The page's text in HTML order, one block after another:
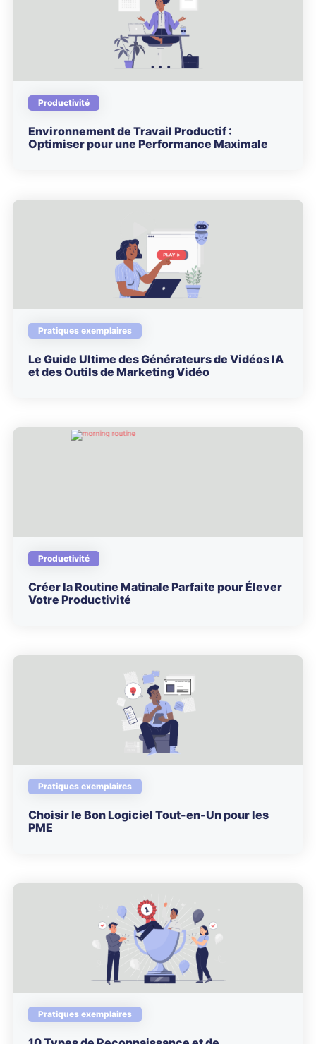
Productivité
Environnement de Travail Productif :
Optimiser pour une Performance Maximale
Pratiques exemplaires
Le Guide Ultime des Générateurs de Vidéos IA
et des Outils de Marketing Vidéo
Productivité
Créer la Routine Matinale Parfaite pour Élever
Votre Productivité
Pratiques exemplaires
Choisir le Bon Logiciel Tout-en-Un pour les
PME
Pratiques exemplaires